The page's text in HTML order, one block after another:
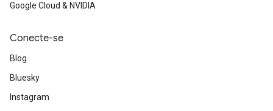
Google Cloud & NVIDIA
Conecte-se
Blog
Bluesky
Instagram